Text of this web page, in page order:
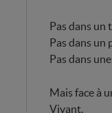
Pas dans un
Pas dans un
Pas dans
Mais face à
Vivant.